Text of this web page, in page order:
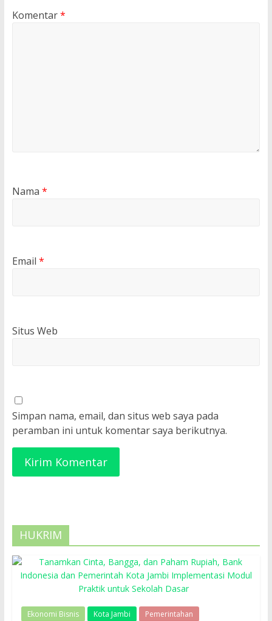
Komentar*
Nama *
Email *
Situs Web
Simpan nama, email, dan situs web saya pada
peramban ini untuk komentar saya berikutnya.
HUKRIM
Ekonomi Bisnis Kota Jambi Pemerintahan